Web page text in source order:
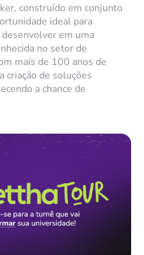
construído em conjunto
ideal para
em uma
no setor de
mais de 100 anos de
criação de soluções
a chance de